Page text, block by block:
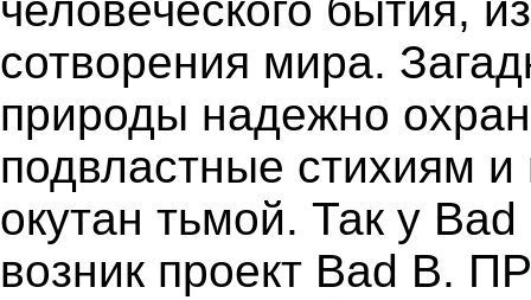
сотворения мира.
природы надежно
подвластные стихиям
окутан тьмой. Так у
возник проект Bad B.